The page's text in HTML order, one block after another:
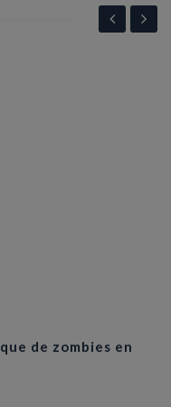
de zombies en